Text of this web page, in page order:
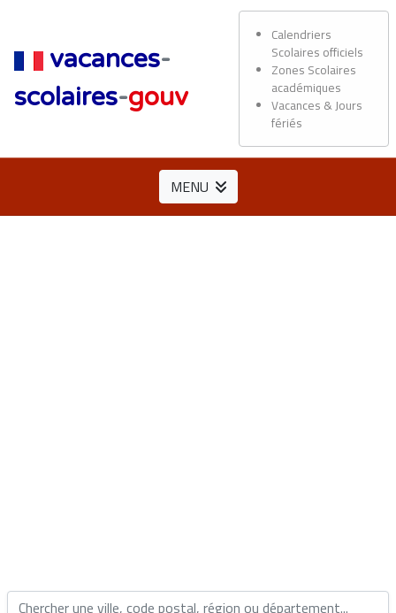
vacances-
scolaires-gouv
Calendriers
Scolaires officiels
Zones Scolaires
académiques
Vacances & Jours
fériés
MENU